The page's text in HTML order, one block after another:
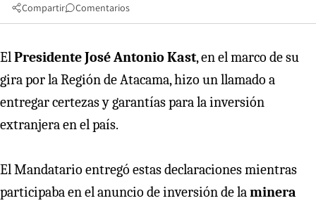
Compartir Comentarios
ElPresidente José Antonio Kast, en el marco de su
gira por la Región de Atacama, hizo un llamado a
entregar certezas y garantías para la inversión
extranjera en el país.
El Mandatario entregó estas declaraciones mientras
participaba en el anuncio de inversión de laminera